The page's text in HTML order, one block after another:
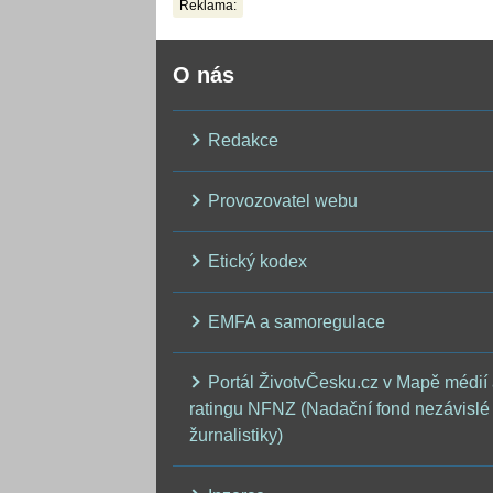
Reklama:
O nás
Redakce
Provozovatel webu
Etický kodex
EMFA a samoregulace
Portál ŽivotvČesku.cz v Mapě médií
ratingu NFNZ (Nadační fond nezávislé
žurnalistiky)